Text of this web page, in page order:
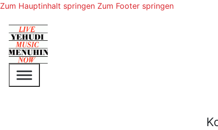
Zum Hauptinhalt springen Zum Footer springen